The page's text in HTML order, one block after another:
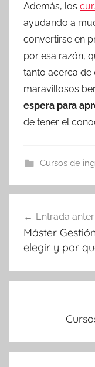
Además, los
ayudando a
convertirse en
por esa razón,
tanto acerca de
maravillosos
espera para
de tener el
Cursos de
de
entradas
Entrada
Máster
elegir y por